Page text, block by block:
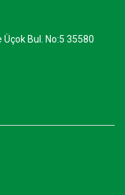
Üçok Bul. No:5 35580